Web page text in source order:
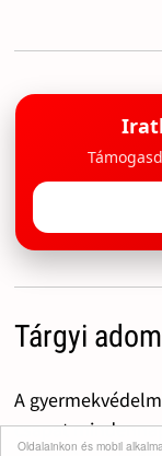
Oldalainkon és mobil
Tárgyi
A
csapat